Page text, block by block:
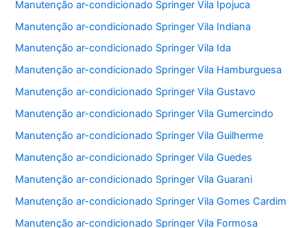
Manutenção ar-condicionado Springer Vila Ipojuca
Manutenção ar-condicionado Springer Vila Indiana
Manutenção ar-condicionado Springer Vila Ida
Manutenção ar-condicionado Springer Vila Hamburguesa
Manutenção ar-condicionado Springer Vila Gustavo
Manutenção ar-condicionado Springer Vila Gumercindo
Manutenção ar-condicionado Springer Vila Guilherme
Manutenção ar-condicionado Springer Vila Guedes
Manutenção ar-condicionado Springer Vila Guarani
Manutenção ar-condicionado Springer Vila Gomes Cardim
Manutenção ar-condicionado Springer Vila Formosa